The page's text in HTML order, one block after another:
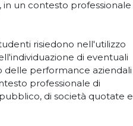
in un contesto professionale
risiedono nell'utilizzo
di eventuali
delle performance aziendali
professionale di
di società quotate e